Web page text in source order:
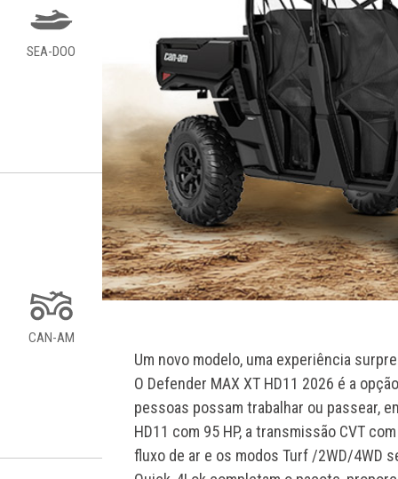
SEA-DOO
CAN-AM
Um novo modelo, uma experiência
O Defender MAX XT HD11 2026 é a
pessoas possam trabalhar ou passear,
HD11 com 95 HP, a transmissão CVT
fluxo de ar e os modos Turf /2WD/4WD